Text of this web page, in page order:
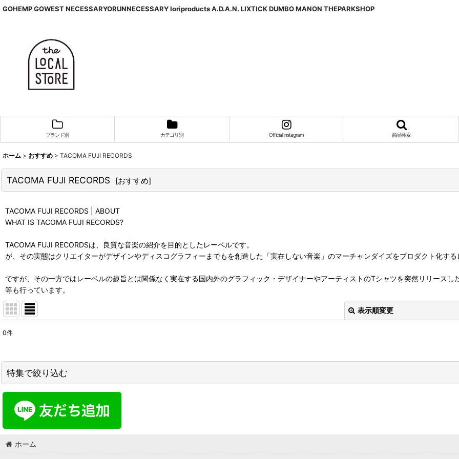
GOHEMP GOWEST NECESSARYORUNNECESSARY Ioriproducts A.D.A.N. LIXTICK DUMBO MANON THEPARKSHOP
ブランド別 カテゴリ別 Official Instagram 商品検索
ホーム > おすすめ > TACOMA FUJI RECORDS
TACOMA FUJI RECORDS [おすすめ]
TACOMA FUJI RECORDS | ABOUT
WHAT IS TACOMA FUJI RECORDS?
TACOMA FUJI RECORDSは、良質な音楽の紹介を目的としたレーベルです。
が、その実態はクリエイターがデザインやディスコグラフィーまでもを創造した「実在しない音楽」のマーチャンダイズをプロダクト化す
ですが、その一方ではレーベルの趣旨とは関係なく実在する国内外のグラフィック・デザイナーやアーティストのTシャツを突然リリース
等も行っています。
表示順変更
並び順 :
0件
特集で絞り込む
MEL.
GO HEMP・GO WEST
NECESSARY or UNNECESSARY
ホーム